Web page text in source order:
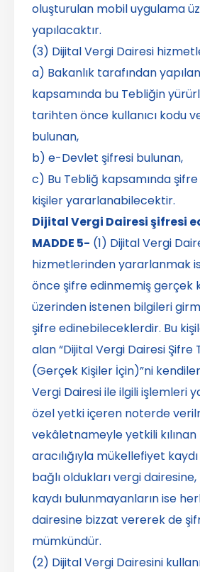
oluşturulan mobil uygulama
yapılacaktır.
(3) Dijital Vergi Dairesi
a) Bakanlık tarafından
kapsamında bu Tebliğin
tarihten önce kullanıcı kodu
bulunan,
b) e-Devlet şifresi bulunan,
c) Bu Tebliğ kapsamında
kişiler yararlanabilecektir.
Dijital Vergi Dairesi şifresi
MADDE 5- (1) Dijital Vergi
hizmetlerinden yararlanmak
önce şifre edinmemiş gerçek
üzerinden istenen bilgileri
şifre edinebileceklerdir. Bu
alan “Dijital Vergi Dairesi Şifre
(Gerçek Kişiler İçin)”ni
Vergi Dairesi ile ilgili işlemleri
özel yetki içeren noterde
vekâletnameyle yetkili kılınan
aracılığıyla mükellefiyet
bağlı oldukları vergi
kaydı bulunmayanların ise
dairesine bizzat vererek de
mümkündür.
(2) Dijital Vergi Dairesini